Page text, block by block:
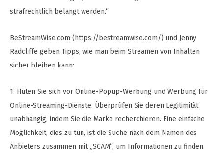
strafrechtlich belangt werden.“
BeStreamWise.com (https://bestreamwise.com/) und Jenny
Radcliffe geben Tipps, wie man beim Streamen von Inhalten
sicher bleiben kann:
1. Hüten Sie sich vor Online-Popup-Werbung und Werbung für
Online-Streaming-Dienste. Überprüfen Sie deren Legitimität
unabhängig, indem Sie die Marke recherchieren. Eine einfache
Möglichkeit, dies zu tun, ist die Suche nach dem Namen des
Anbieters zusammen mit „SCAM“, um Informationen zu finden.